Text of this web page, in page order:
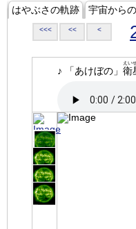
はやぶさの軌跡 宇宙から
<<< << <
♪ 「あけぼの」 衛
えい